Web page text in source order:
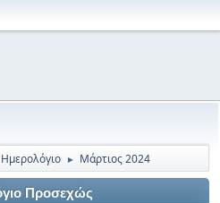
Ημερολόγιο ► Μάρτιος 2024
Προσεχώς